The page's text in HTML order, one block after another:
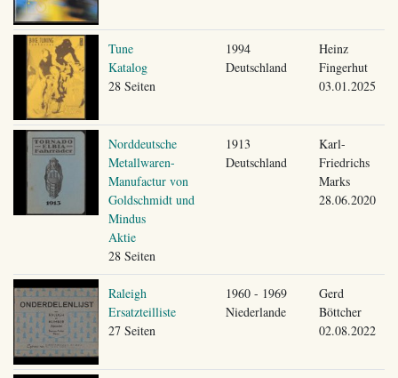
Tune
Katalog
28 Seiten
1994
Deutschland
Heinz
Fingerhut
03.01.2025
Norddeutsche
Metallwaren-
Manufactur von
Goldschmidt und
Mindus
Aktie
28 Seiten
1913
Deutschland
Karl-
Friedrichs
Marks
28.06.2020
Raleigh
Ersatzteilliste
27 Seiten
1960 - 1969
Niederlande
Gerd
Böttcher
02.08.2022